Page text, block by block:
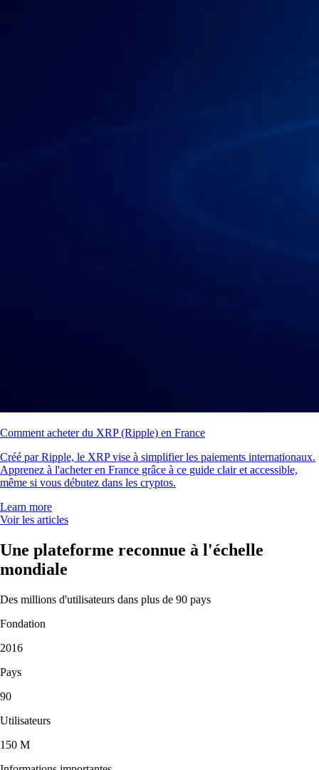
Comment acheter du XRP (Ripple) en France
Créé par Ripple, le XRP vise à simplifier les paiements internationaux.
Apprenez à l'acheter en France grâce à ce guide clair et accessible,
même si vous débutez dans les cryptos.
Learn more
Voir les articles
Une plateforme reconnue à l'échelle
mondiale
Des millions d'utilisateurs dans plus de 90 pays
Fondation
2016
Pays
90
Utilisateurs
150 M